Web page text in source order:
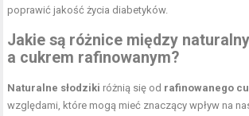
poprawić jakość życia diabetyków.
Jakie są różnice między
a cukrem rafinowanym?
Naturalne słodziki różnią się od rafinowanego
względami, które mogą mieć znaczący wpływ na